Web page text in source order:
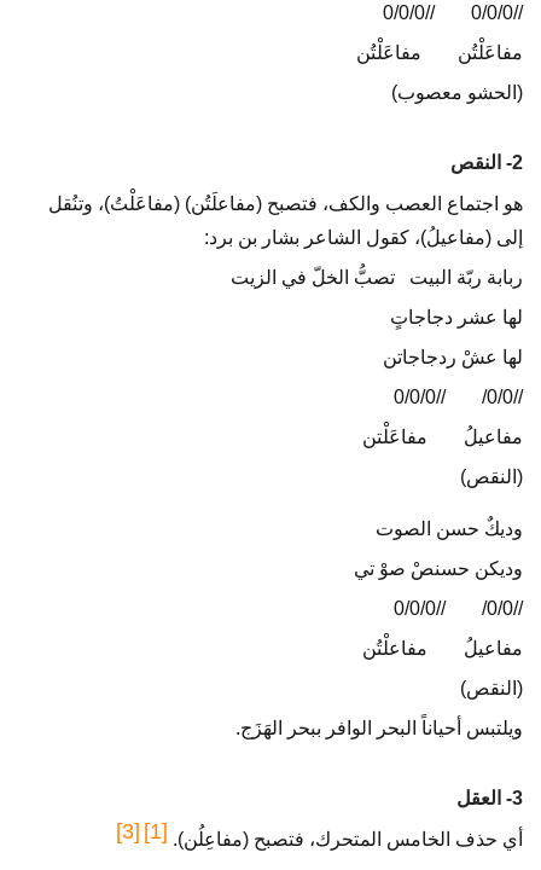
//0/0/0
//0/0/0
مفاعَلْتُن
مفاعَلْتُن
(الحشو معصوب)
2- النقص
هو اجتماع العصب والكف، فتصبح (مفاعلَتُن) (مفاعَلْتُ)، وتنُقل
إلى (مفاعيلُ)، كقول الشاعر بشار بن برد:
ربابة ربّة البيت تصبُّ الخلّ في الزيت
لها عشر دجاجاتٍ
لها عشْ ردجاجاتن
//0/0/
//0/0/0
مفاعيلُ
مفاعَلْتن
(النقص)
وديكٌ حسن الصوت
وديكن حسنصْ صوْ تي
//0/0/
//0/0/0
مفاعيلُ
مفاعلْتُن
(النقص)
ويلتبس أحياناً البحر الوافر ببحر الهَزَج.
3- العقل
أي حذف الخامس المتحرك، فتصبح (مفاعِلُن). [1]
[3]